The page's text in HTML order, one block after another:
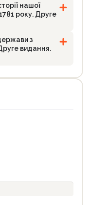
нашої
року. Друге
з
видання.